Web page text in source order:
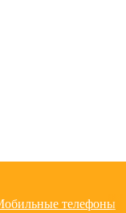
телефоны